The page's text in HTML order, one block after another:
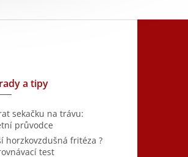
a tipy
sekačku na trávu:
průvodce
horzkovzdušná fritéza ?
test